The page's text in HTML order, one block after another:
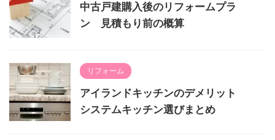
中古戸建購入後のリフォームプラ
ン 見積もり前の概算
リフォーム
アイランドキッチンのデメリット
システムキッチン選びまとめ